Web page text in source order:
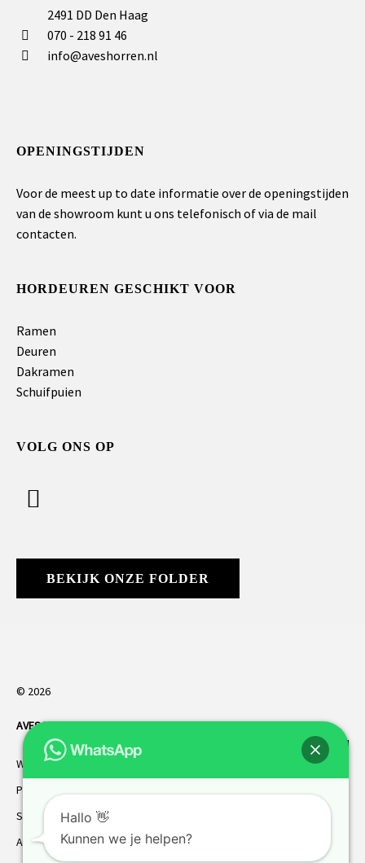
2491 DD Den Haag
070 - 218 91 46
info@aveshorren.nl
OPENINGSTIJDEN
Voor de meest up to date informatie over de openingstijden
van de showroom kunt u ons telefonisch of via de mail
contacten.
HORDEUREN GESCHIKT VOOR
Ramen
Deuren
Dakramen
Schuifpuien
VOLG ONS OP
BEKIJK ONZE FOLDER
© 2026
AVES HORREN. Alle rechten voorbehouden.
Webdesign Vanoo Media
Privacybeleid
Sitemap
AVES garantie
Hallo 👋
Kunnen we je helpen?